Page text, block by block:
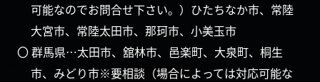
可能なのでお問合せ下さい。）ひたちなか市、常陸
大宮市、常陸太田市、那珂市、小美玉市
〇 群馬県…太田市、舘林市、邑楽町、大泉町、桐生
市、みどり市※要相談（場合によっては対応可能な